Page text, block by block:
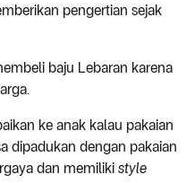
pengertian sejak
baju Lebaran karena
ke anak kalau pakaian
dipadukan dengan pakaian
dan memiliki style